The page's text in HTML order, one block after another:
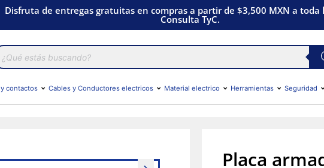
Disfruta de entregas gratuitas en compras a partir de $3,500 MXN a toda
Consulta TyC.
y contactos Cables y Conductores electricos Material electrico Herramientas Seguridad
Placa